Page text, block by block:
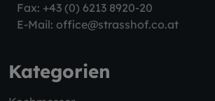
Fax: +43 (0) 6213 8920-20
E-Mail: office@strasshof.co.at
Kategorien